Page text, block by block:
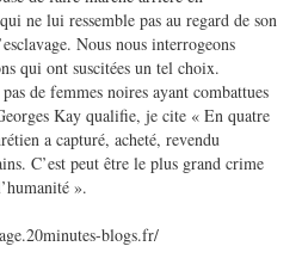
ne lui ressemble pas au regard de son
Nous nous interrogeons
qui ont suscitées un tel choix.
de femmes noires ayant combattues
Kay qualifie, je cite « En quatre
a capturé, acheté, revendu
C’est peut être le plus grand crime
».
blogs.fr/